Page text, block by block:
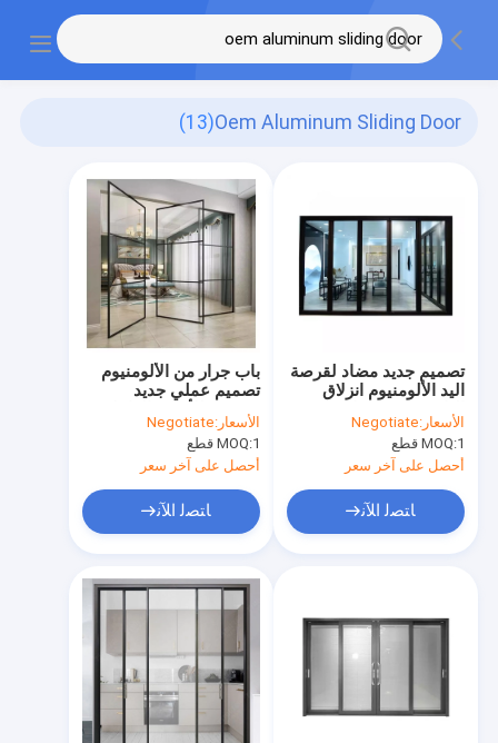
Oem Aluminum Sliding Door
(13)
باب جرار من الألومنيوم
تصميم عملي جديد
ترويجي للأبواب الداخلية
الزجاجية
الأسعار:Negotiate
MOQ:1 قطع
أحصل على آخر سعر
ﺎﺘﺼﻟ ﺍﻶﻧ
تصميم جديد مضاد لقرصة
اليد الألومنيوم انزلاق
الزجاج
الأسعار:Negotiate
MOQ:1 قطع
أحصل على آخر سعر
ﺎﺘﺼﻟ ﺍﻶﻧ